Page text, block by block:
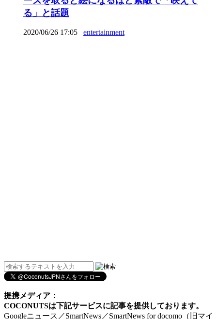
る」と話題
2020/06/26 17:05 entertainment
提携メディア：
COCONUTSは下記サービスに記事を提供しております。
Googleニュース／SmartNews／SmartNews for docomo（旧マイ